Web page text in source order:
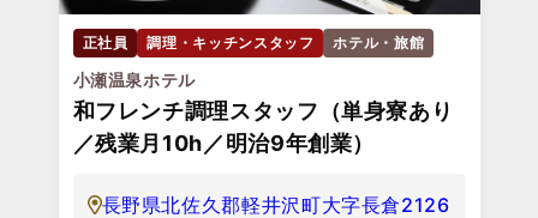
正社員 調理・キッチンスタッフ ホテル・旅館
小瀬温泉ホテル
和フレンチ調理スタッフ（単身寮あり
／残業月10h／明治9年創業）
長野県北佐久郡軽井沢町大字長倉2126